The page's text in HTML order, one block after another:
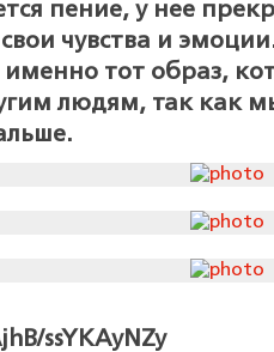
пение, у нее
чувства и
тот образ,
людям, так как
ssYKAyNZy